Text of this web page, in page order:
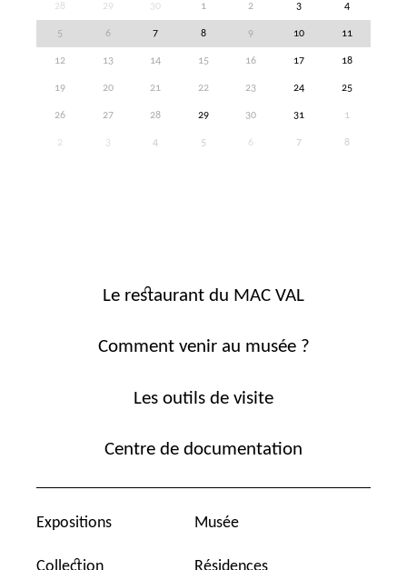
28 29 30 1 2 3 4
5 6 7 8 9 10 11
12 13 14 15 16 17 18
19 20 21 22 23 24 25
26 27 28 29 30 31 1
2 3 4 5 6 7 8
Le restaurant du MAC VAL
Comment venir au musée ?
Les outils de visite
Centre de documentation
Expositions Musée